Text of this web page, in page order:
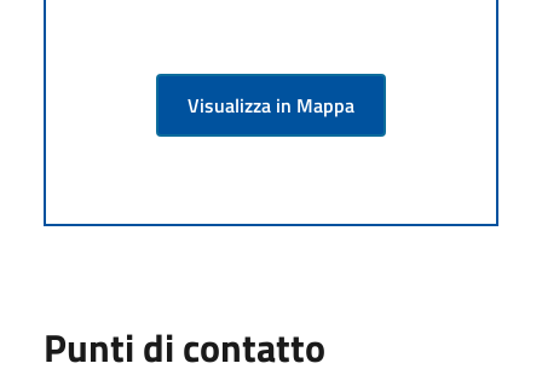
Visualizza in Mappa
Punti di contatto